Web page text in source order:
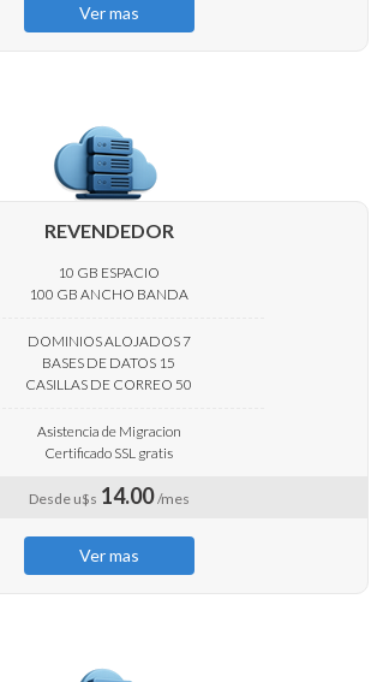
Ver mas
REVENDEDOR
10 GB ESPACIO
100 GB ANCHO BANDA
DOMINIOS ALOJADOS 7
BASES DE DATOS 15
CASILLAS DE CORREO 50
Asistencia de Migracion
Certificado SSL gratis
Desde u$s 14.00 /mes
Ver mas